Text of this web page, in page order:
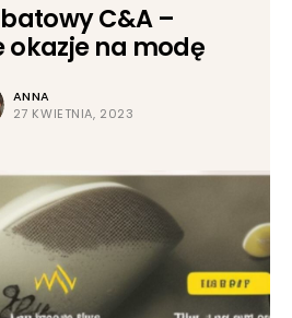
C&A –
okazje na modę
ANNA
27 KWIETNIA, 2023